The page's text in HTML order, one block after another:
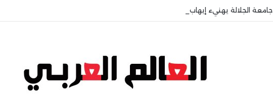
جامعة الجلالة يهنيء إيهاب حسانين لتعيينه أمينًا عامًا لمجلس الجامعات الخاصة